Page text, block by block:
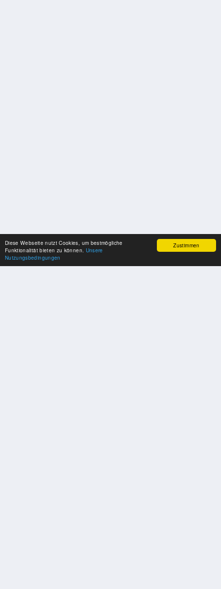
Zustimmen
Diese Webseite nutzt Cookies, um bestmögliche
Funktionalität bieten zu können. Unsere
Nutzungsbedingungen